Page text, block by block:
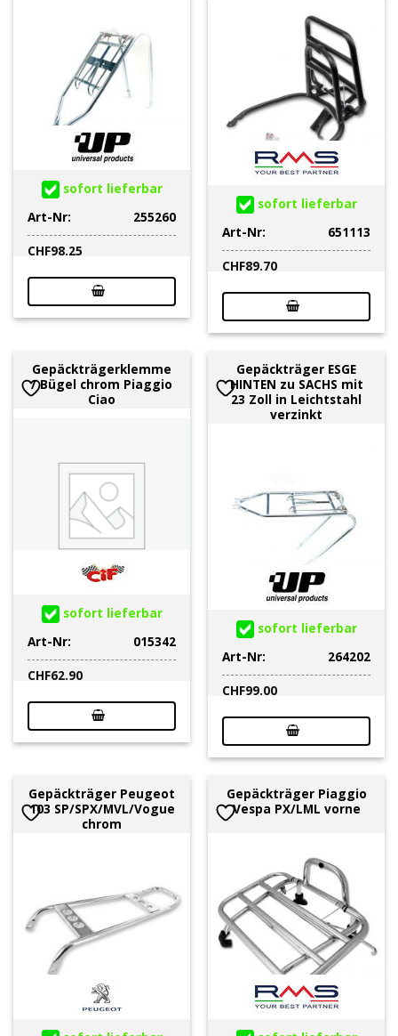
sofort lieferbar
Art-Nr:
255260
CHF98.25
sofort lieferbar
Art-Nr:
651113
CHF89.70
Gepäckträgerklemme
/ Bügel chrom Piaggio
Ciao
sofort lieferbar
Art-Nr:
015342
CHF62.90
Gepäckträger ESGE
HINTEN zu SACHS mit
23 Zoll in Leichtstahl
verzinkt
sofort lieferbar
Art-Nr:
264202
CHF99.00
Gepäckträger Peugeot
103 SP/SPX/MVL/Vogue
chrom
Gepäckträger Piaggio
Vespa PX/LML vorne